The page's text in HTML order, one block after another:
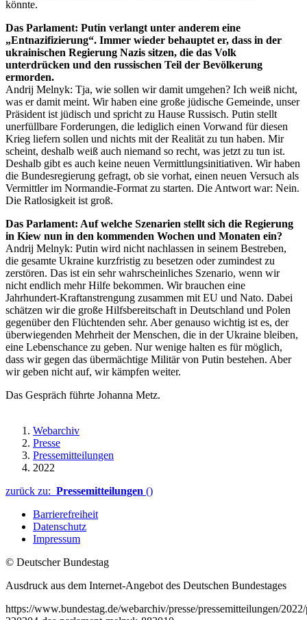
könnte.
Das Parlament: Putin verlangt unter anderem eine
„Entnazifizierung“. Immer wieder behauptet er, dass in der
ukrainischen Regierung Nazis sitzen, die das Volk
unterdrücken und den russischen Teil der Bevölkerung
ermorden.
Andrij Melnyk: Tja, wie sollen wir damit umgehen? Ich weiß nicht,
was er damit meint. Wir haben eine große jüdische Gemeinde, unser
Präsident ist jüdisch und spricht zu Hause Russisch. Putin stellt
unerfüllbare Forderungen, die lediglich einen Vorwand für diesen
Krieg liefern sollen und nichts mit der Realität zu tun haben. Mir
scheint, deshalb weiß auch niemand so recht, was jetzt zu tun ist.
Deshalb gibt es auch keine neuen Vermittlungsinitiativen. Wir haben
die Bundesregierung gefragt, ob sie vorhat, einen neuen Versuch als
Vermittler im Normandie-Format zu starten. Die Antwort war: Nein.
Die Ratlosigkeit ist groß.
Das Parlament: Auf welche Szenarien stellt sich die Regierung
in Kiew nun in den kommenden Wochen und Monaten ein?
Andrij Melnyk: Putin wird nicht nachlassen in seinem Bestreben,
die gesamte Ukraine kurzfristig zu besetzen oder zumindest zu
zerstören. Das ist ein sehr wahrscheinliches Szenario, wenn wir
nicht endlich mehr Hilfe bekommen. Wir brauchen eine
Jahrhundert-Kraftanstrengung zusammen mit EU und Nato. Dabei
schätzen wir die große Hilfsbereitschaft in Deutschland und Polen
gegenüber den Flüchtenden sehr. Aber genauso wichtig ist es, der
überwiegenden Mehrheit der Menschen, die in der Ukraine bleiben,
eine Lebenschance zu geben. Nur wenige halten es für möglich,
dass wir gegen das übermächtige Militär von Putin bestehen. Aber
wir geben nicht auf, wir kämpfen weiter.
Das Gespräch führte Johanna Metz.
Webarchiv
Presse
Pressemitteilungen
2022
zurück zu: Pressemitteilungen ()
Barrierefreiheit
Datenschutz
Impressum
© Deutscher Bundestag
Ausdruck aus dem Internet-Angebot des Deutschen Bundestages
https://www.bundestag.de/webarchiv/presse/pressemitteilungen/